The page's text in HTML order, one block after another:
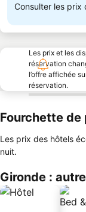
Consulter les prix
Les prix et les
réservation
l’offre affichée
réservation.
Fourchette de
Les prix des hôtels
nuit.
Gironde :